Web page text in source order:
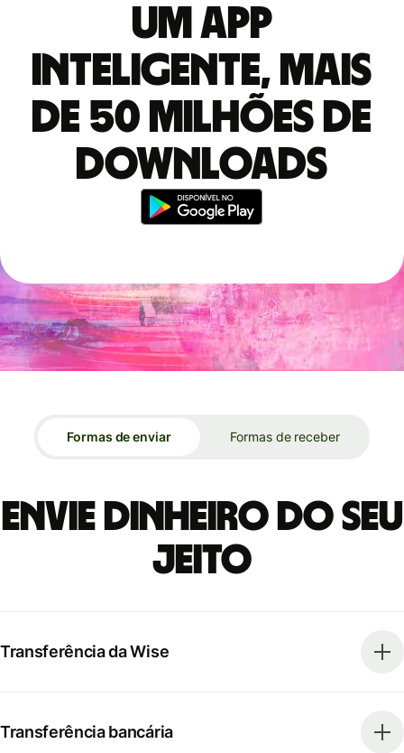
Um app
inteligente, mais
de 50 milhões de
downloads
Formas de enviar Formas de receber
Envie dinheiro do seu
jeito
Transferência da Wise
Transferência bancária